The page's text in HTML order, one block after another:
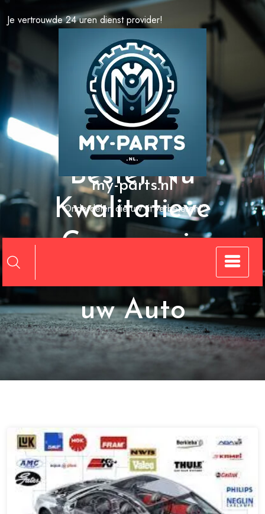
naar
inhoud
Je vertrouwde 24 uren dienst provider!
my-parts.nl
"Onderdelen die uw rit verbeteren!"
Bestel Nu
Kwalitatieve
Carrosserie
Onderdelen voor
uw Auto